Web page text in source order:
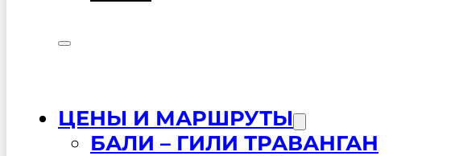
ЦЕНЫ И МАРШРУТЫ
БАЛИ – ГИЛИ ТРАВАНГАН